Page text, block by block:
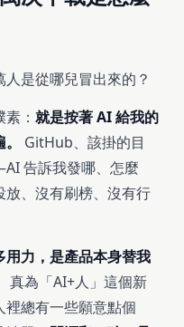
是從哪兒冒出來的？
： 就是按著 AI 給我的
GitHub、該掛的目
告訴我發哪、怎麼
、沒有刷榜、沒有行
力，是產品本身替我
真為「AI+人」這個新
總有一些願意點個